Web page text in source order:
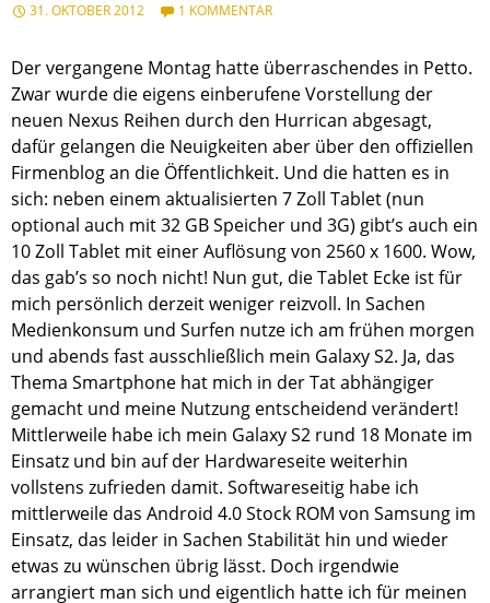
31. OKTOBER 2012 1 KOMMENTAR
Der vergangene Montag hatte überraschendes in Petto.
Zwar wurde die eigens einberufene Vorstellung der
neuen Nexus Reihen durch den Hurrican abgesagt,
dafür gelangen die Neuigkeiten aber über den offiziellen
Firmenblog an die Öffentlichkeit. Und die hatten es in
sich: neben einem aktualisierten 7 Zoll Tablet (nun
optional auch mit 32 GB Speicher und 3G) gibt’s auch ein
10 Zoll Tablet mit einer Auflösung von 2560 x 1600. Wow,
das gab’s so noch nicht! Nun gut, die Tablet Ecke ist für
mich persönlich derzeit weniger reizvoll. In Sachen
Medienkonsum und Surfen nutze ich am frühen morgen
und abends fast ausschließlich mein Galaxy S2. Ja, das
Thema Smartphone hat mich in der Tat abhängiger
gemacht und meine Nutzung entscheidend verändert!
Mittlerweile habe ich mein Galaxy S2 rund 18 Monate im
Einsatz und bin auf der Hardwareseite weiterhin
vollstens zufrieden damit. Softwareseitig habe ich
mittlerweile das Android 4.0 Stock ROM von Samsung im
Einsatz, das leider in Sachen Stabilität hin und wieder
etwas zu wünschen übrig lässt. Doch irgendwie
arrangiert man sich und eigentlich hatte ich für meinen